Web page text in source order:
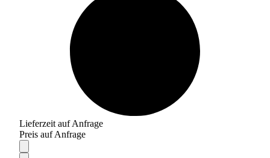
Lieferzeit auf Anfrage
Preis auf Anfrage